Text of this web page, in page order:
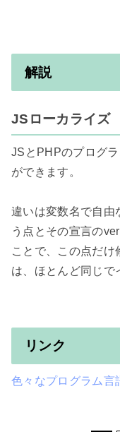
解説
JSローカライズ
JSとPHPのプログ
ができます。
違いは変数名で自由
う点とその宣言の
ことで、この点だけ
は、ほとんど同じで
リンク
色々なプログラム言